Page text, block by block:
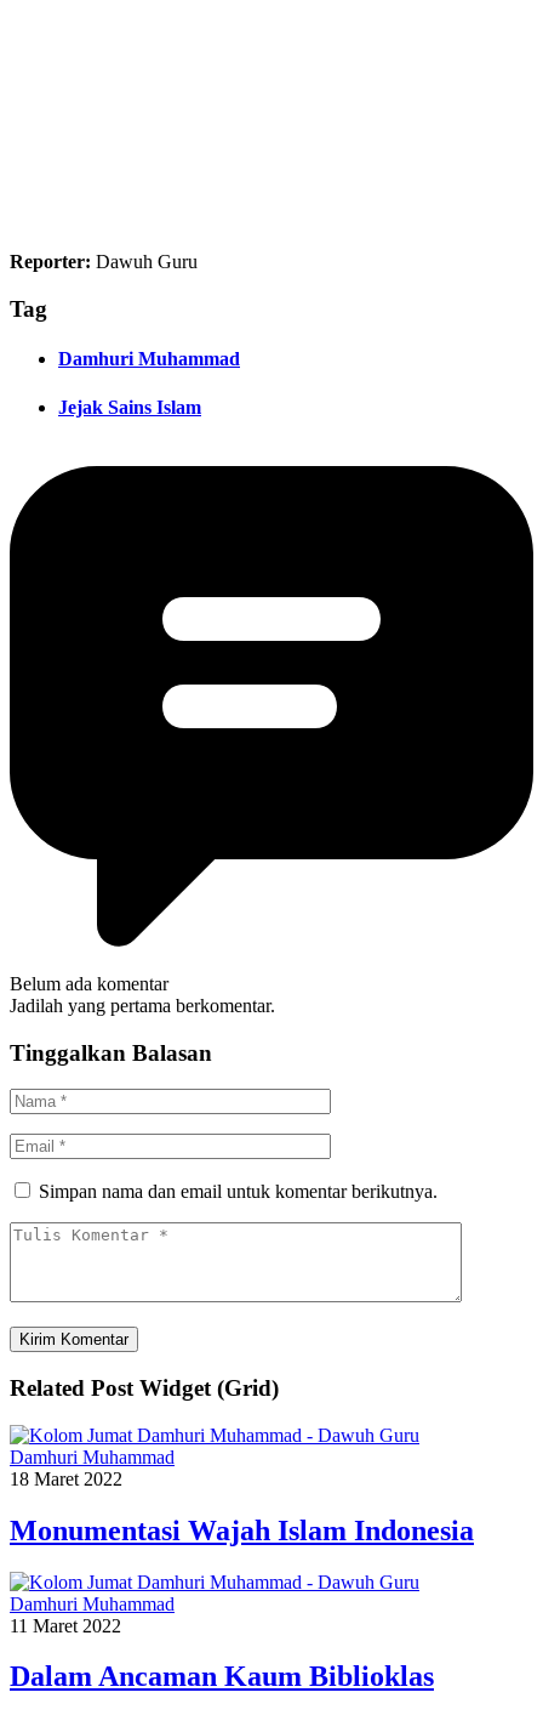
Reporter: Dawuh Guru
Tag
Damhuri Muhammad
Jejak Sains Islam
Belum ada komentar
Jadilah yang pertama berkomentar.
Tinggalkan Balasan
Simpan nama dan email untuk komentar berikutnya.
Related Post Widget (Grid)
Damhuri Muhammad
18 Maret 2022
Monumentasi Wajah Islam Indonesia
Damhuri Muhammad
11 Maret 2022
Dalam Ancaman Kaum Biblioklas